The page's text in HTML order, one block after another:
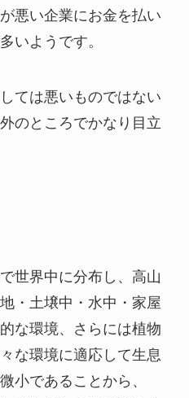
悪い企業にお金を払い
いようです。
ては悪いものではない
のところでかなり目立
世界中に分布し、高山
・土壌中・水中・家屋
な環境、さらには植物
な環境に適応して生息
小であることから、